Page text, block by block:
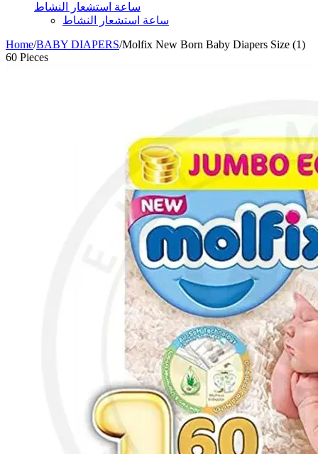
ساعة استشعار النشاط
ساعة استشعار النشاط
Home/BABY DIAPERS/Molfix New Born Baby Diapers Size (1)
60 Pieces